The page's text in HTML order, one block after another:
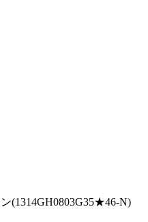
(1314GH0803G35★46-N)